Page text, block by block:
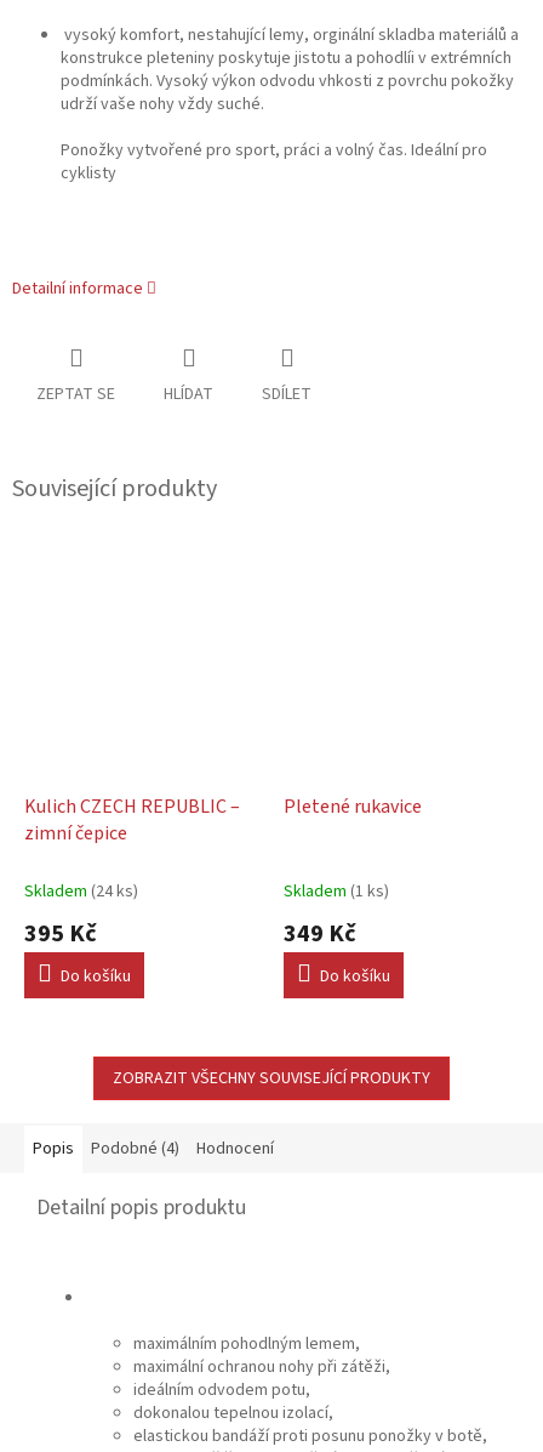
vysoký komfort, nestahující lemy, orginální skladba materiálů a
konstrukce pleteniny poskytuje jistotu a pohodlíi v extrémních
podmínkách. Vysoký výkon odvodu vhkosti z povrchu pokožky
udrží vaše nohy vždy suché.
Ponožky vytvořené pro sport, práci a volný čas. Ideální pro
cyklisty
Detailní informace
ZEPTAT SE HLÍDAT SDÍLET
Související produkty
Kulich CZECH REPUBLIC –
zimní čepice
Skladem (24 ks)
395 Kč
Do košíku
Pletené rukavice
Skladem (1 ks)
349 Kč
Do košíku
ZOBRAZIT VŠECHNY SOUVISEJÍCÍ PRODUKTY
Popis Podobné (4) Hodnocení
Detailní popis produktu
maximálním pohodlným lemem,
maximální ochranou nohy při zátěži,
ideálním odvodem potu,
dokonalou tepelnou izolací,
elastickou bandáží proti posunu ponožky v botě,